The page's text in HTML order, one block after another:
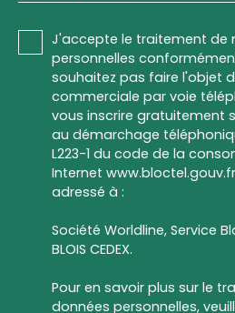
J'accepte le traitement de
personnelles
souhaitez pas faire l'objet
commerciale par voie
vous inscrire gratuitement
au démarchage
L223-1 du code de la
Internet
adressé à :
Société Worldline, Service
BLOIS CEDEX.
Pour en savoir plus sur le
données personnelles,